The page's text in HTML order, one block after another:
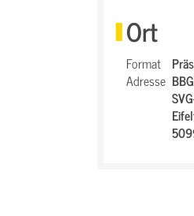
Ort
Format
Adresse